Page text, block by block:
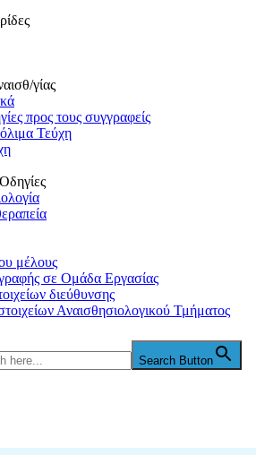
γίας
προς τους συγγραφείς
Τεύχη
μέλους
σε Ομάδα Εργασίας
διεύθυνσης
Αναισθησιολογικού Τμήματος
Search Button